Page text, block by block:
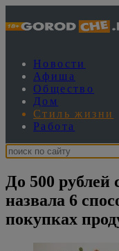
Новости
Афиша
Общество
Дом
Стиль жизни
Работа
До 500 рублей
назвала 6
покупках